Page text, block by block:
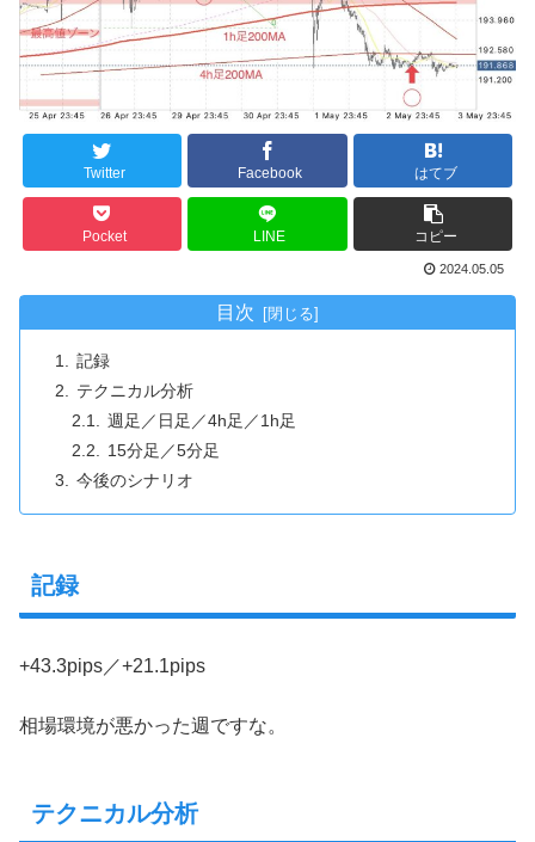
Twitter Facebook はてブ
Pocket LINE コピー
2024.05.05
目次
記録
テクニカル分析
週足／日足／4h足／1h足
15分足／5分足
今後のシナリオ
記録
+43.3pips／+21.1pips
相場環境が悪かった週ですな。
テクニカル分析